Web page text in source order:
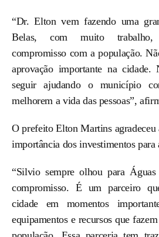
“Dr. Elton vem fazendo uma
Belas, com muito trabalho,
compromisso com a população.
aprovação importante na cidade.
seguir ajudando o município
melhorem a vida das pessoas”,
O prefeito Elton Martins agradeceu
importância dos investimentos para
“Silvio sempre olhou para
compromisso. É um parceiro
cidade em momentos
equipamentos e recursos que